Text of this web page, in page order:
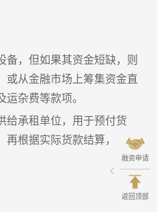
备，但如果其资金短缺，则
或从金融市场上筹集资金直
杂费等款项。
给承租单位，用于预付货
再根据实际货款结算，转为
融资申请
返回顶部